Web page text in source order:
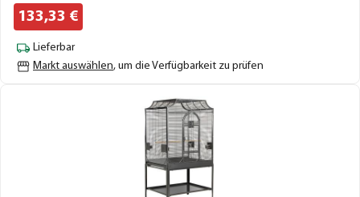
133,33 €
Lieferbar
Markt auswählen, um die Verfügbarkeit zu prüfen